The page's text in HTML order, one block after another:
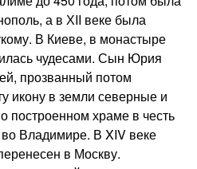
а в ХII веке была
В Киеве, в монастыре
чудесами. Сын Юрия
прозванный потом
икону в земли северные и
построенном храме в честь
Владимире. В XIV веке
в Москву.